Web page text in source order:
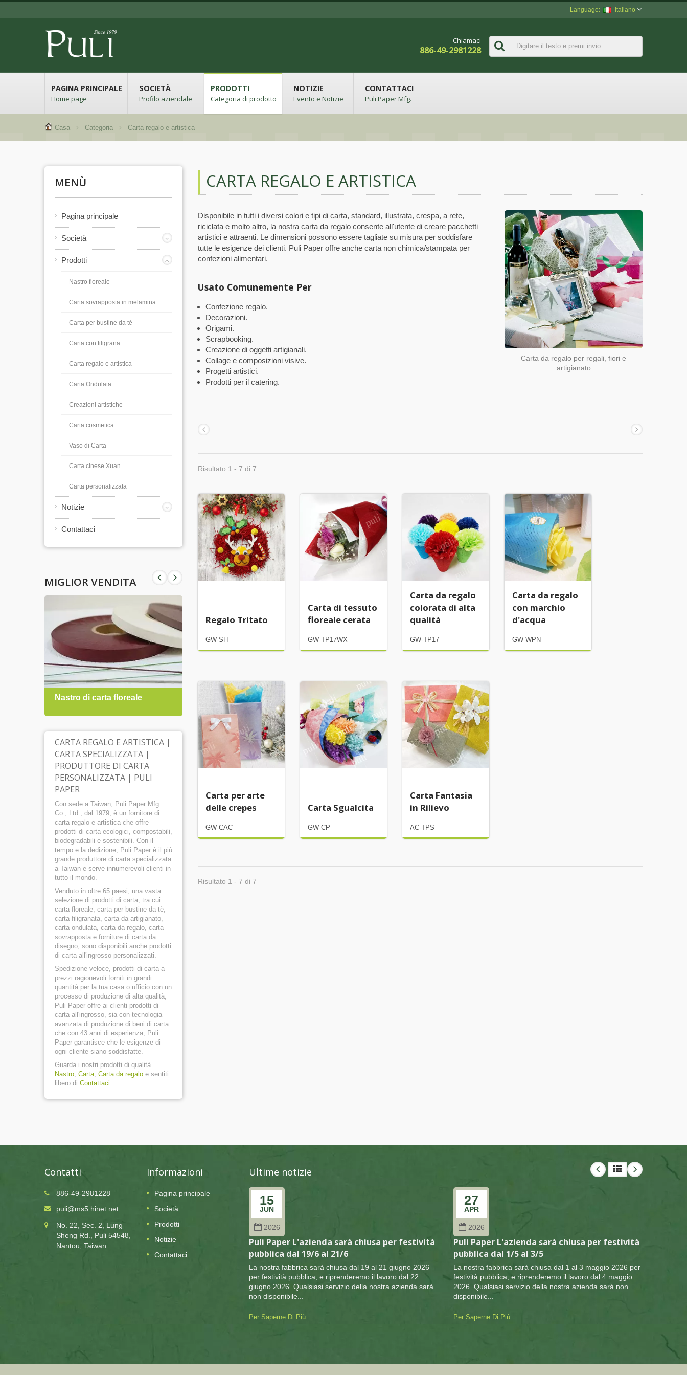
Italiano
Chiamaci
886-49-2981228
PAGINA PRINCIPALE
Home page
SOCIETÀ
Profilo aziendale
PRODOTTI
Categoria di prodotto
NOTIZIE
Evento e Notizie
CONTATTACI
Puli Paper Mfg.
Casa Categoria Carta regalo e artistica
MENÙ
Pagina principale
Società
Prodotti
Nastro floreale
Carta sovrapposta in melamina
Carta per bustine da tè
Carta con filigrana
Carta regalo e artistica
Carta Ondulata
Creazioni artistiche
Carta cosmetica
Vaso di Carta
Carta cinese Xuan
Carta personalizzata
Notizie
Contattaci
MIGLIOR VENDITA
Nastro di carta floreale Carta velina per regali Carta artigianale
CARTA REGALO E ARTISTICA |
CARTA SPECIALIZZATA |
PRODUTTORE DI CARTA
PERSONALIZZATA | PULI
PAPER
Con sede a Taiwan, Puli Paper Mfg.
Co., Ltd., dal 1979, è un fornitore di
carta regalo e artistica che offre
prodotti di carta ecologici, compostabili,
biodegradabili e sostenibili. Con il
tempo e la dedizione, Puli Paper è il più
grande produttore di carta specializzata
a Taiwan e serve innumerevoli clienti in
tutto il mondo.
Venduto in oltre 65 paesi, una vasta
selezione di prodotti di carta, tra cui
carta floreale, carta per bustine da tè,
carta filigranata, carta da artigianato,
carta ondulata, carta da regalo, carta
sovrapposta e forniture di carta da
disegno, sono disponibili anche prodotti
di carta all'ingrosso personalizzati.
Spedizione veloce, prodotti di carta a
prezzi ragionevoli forniti in grandi
quantità per la tua casa o ufficio con un
processo di produzione di alta qualità,
Puli Paper offre ai clienti prodotti di
carta all'ingrosso, sia con tecnologia
avanzata di produzione di beni di carta
che con 43 anni di esperienza, Puli
Paper garantisce che le esigenze di
ogni cliente siano soddisfatte.
Guarda i nostri prodotti di qualità
Nastro, Carta, Carta da regalo e sentiti
libero di Contattaci.
CARTA REGALO E ARTISTICA
Carta da regalo per regali, fiori e
artigianato
Disponibile in tutti i diversi colori e tipi di carta, standard, illustrata, crespa, a rete,
riciclata e molto altro, la nostra carta da regalo consente all'utente di creare pacchetti
artistici e attraenti. Le dimensioni possono essere tagliate su misura per soddisfare
tutte le esigenze dei clienti. Puli Paper offre anche carta non chimica/stampata per
confezioni alimentari.
Usato Comunemente Per
Confezione regalo.
Decorazioni.
Origami.
Scrapbooking.
Creazione di oggetti artigianali.
Collage e composizioni visive.
Progetti artistici.
Prodotti per il catering.
Risultato 1 - 7 di 7
Regalo Tritato
GW-SH
Carta di tessuto
floreale cerata
GW-TP17WX
Carta da regalo
colorata di alta
qualità
GW-TP17
Carta da regalo
con marchio
d'acqua
GW-WPN
Carta per arte
delle crepes
GW-CAC
Carta Sgualcita
GW-CP
Carta Fantasia
in Rilievo
AC-TPS
Risultato 1 - 7 di 7
Contatti
886-49-2981228
puli@ms5.hinet.net
No. 22, Sec. 2, Lung
Sheng Rd., Puli 54548,
Nantou, Taiwan
Informazioni
Pagina principale
Società
Prodotti
Notizie
Contattaci
Ultime notizie
24
OCT
2025
Puli Paper L'azienda sarà chiusa per festività
15
JUN
2026
Puli Paper L'azienda sarà chiusa per festività
pubblica dal 19/6 al 21/6
La nostra fabbrica sarà chiusa dal 19 al 21 giugno 2026
per festività pubblica, e riprenderemo il lavoro dal 22
giugno 2026. Qualsiasi servizio della nostra azienda sarà
non disponibile...
Per Saperne Di Più
27
APR
2026
Puli Paper L'azienda sarà chiusa per festività
pubblica dal 1/5 al 3/5
La nostra fabbrica sarà chiusa dal 1 al 3 maggio 2026 per
festività pubblica, e riprenderemo il lavoro dal 4 maggio
2026. Qualsiasi servizio della nostra azienda sarà non
disponibile...
Per Saperne Di Più